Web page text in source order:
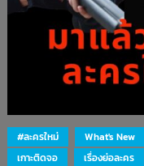
#ละครใหม่ What's New
เกาะติดจอ
เรื่องย่อละคร